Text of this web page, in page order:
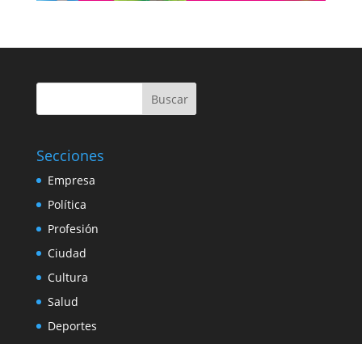
Buscar
Secciones
Empresa
Política
Profesión
Ciudad
Cultura
Salud
Deportes